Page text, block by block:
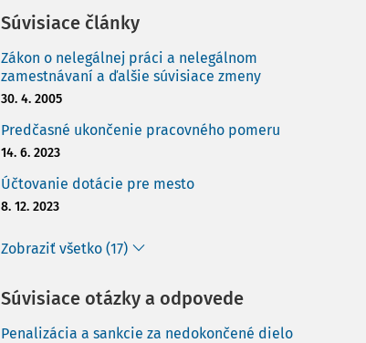
Súvisiace články
Zákon o nelegálnej práci a nelegálnom
zamestnávaní a ďalšie súvisiace zmeny
30. 4. 2005
Predčasné ukončenie pracovného pomeru
14. 6. 2023
Účtovanie dotácie pre mesto
8. 12. 2023
Zobraziť všetko (17)
Súvisiace otázky a odpovede
Penalizácia a sankcie za nedokončené dielo